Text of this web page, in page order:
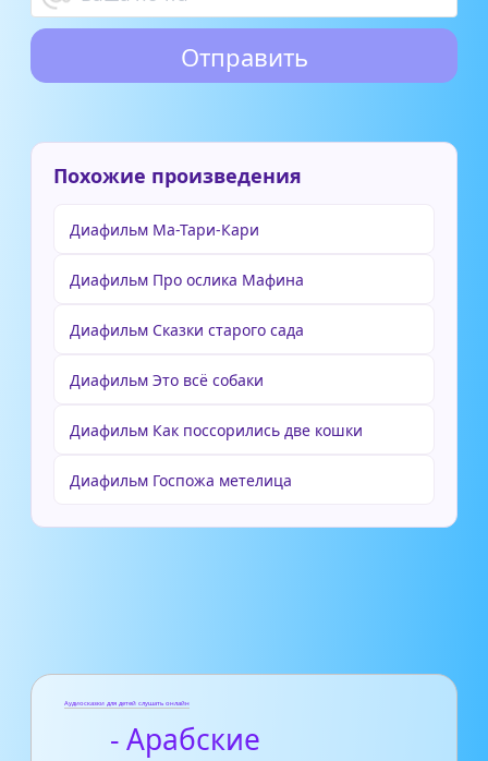
Похожие произведения
Диафильм Ма-Тари-Кари
Диафильм Про ослика Мафина
Диафильм Сказки старого сада
Диафильм Это всё собаки
Диафильм Как поссорились две кошки
Диафильм Госпожа метелица
Аудиосказки для детей слушать онлайн
- Арабские